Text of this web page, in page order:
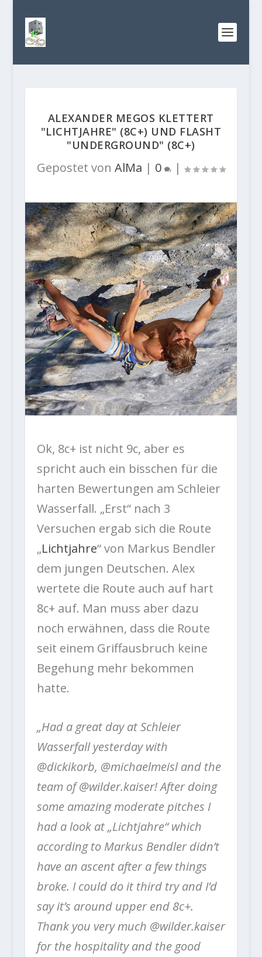
ALEXANDER MEGOS KLETTERT
"LICHTJAHRE" (8C+) UND FLASHT
"UNDERGROUND" (8C+)
Gepostet von AlMa | 0 |
Ok, 8c+ ist nicht 9c, aber es
spricht auch ein bisschen für die
harten Bewertungen am Schleier
Wasserfall. „Erst“ nach 3
Versuchen ergab sich die Route
„Lichtjahre“ von Markus Bendler
dem jungen Deutschen. Alex
wertete die Route auch auf hart
8c+ auf. Man muss aber dazu
noch erwähnen, dass die Route
seit einem Griffausbruch keine
Begehung mehr bekommen
hatte.
„Had a great day at Schleier
Wasserfall yesterday with
@dickikorb, @michaelmeisl and the
team of @wilder.kaiser! After doing
some amazing moderate pitches I
had a look at „Lichtjahre“ which
according to Markus Bendler didn’t
have an ascent after a few things
broke. I could do it third try and I’d
say it’s around upper end 8c+.
Thank you very much @wilder.kaiser
for the hospitality and the good